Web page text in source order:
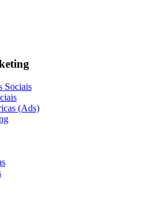
Sociais
(Ads)